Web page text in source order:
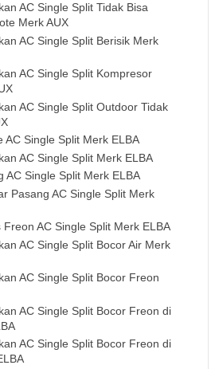
AC Single Split Tidak Bisa
Merk AUX
AC Single Split Berisik Merk
AC Single Split Kompresor
AC Single Split Outdoor Tidak
AC Single Split Merk ELBA
AC Single Split Merk ELBA
AC Single Split Merk ELBA
Pasang AC Single Split Merk
AC Single Split Merk ELBA
AC Single Split Bocor Air Merk
AC Single Split Bocor Freon
AC Single Split Bocor Freon di
AC Single Split Bocor Freon di